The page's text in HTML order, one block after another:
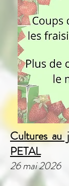
Cultures au
PETAL
26 mai 2026